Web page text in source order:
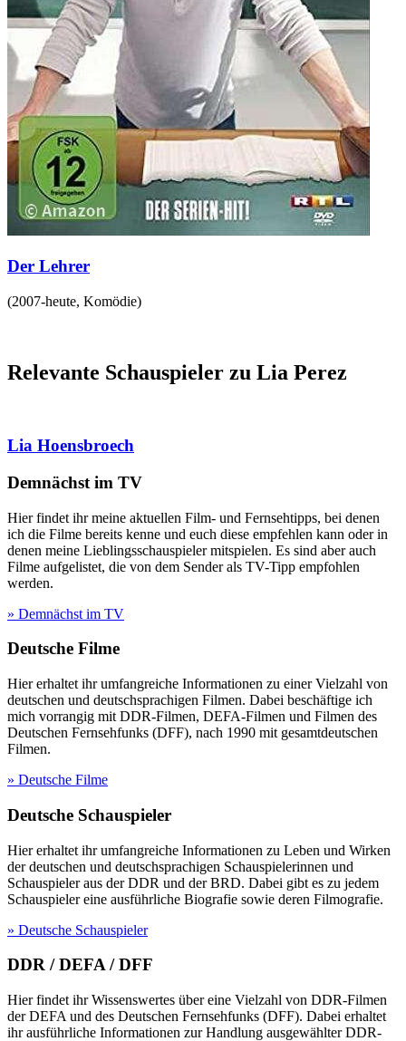
Der Lehrer
(2007-heute, Komödie)
Relevante Schauspieler zu Lia Perez
Lia Hoensbroech
Demnächst im TV
Hier findet ihr meine aktuellen Film- und Fernsehtipps, bei denen
ich die Filme bereits kenne und euch diese empfehlen kann oder in
denen meine Lieblingsschauspieler mitspielen. Es sind aber auch
Filme aufgelistet, die von dem Sender als TV-Tipp empfohlen
werden.
» Demnächst im TV
Deutsche Filme
Hier erhaltet ihr umfangreiche Informationen zu einer Vielzahl von
deutschen und deutschsprachigen Filmen. Dabei beschäftige ich
mich vorrangig mit DDR-Filmen, DEFA-Filmen und Filmen des
Deutschen Fernsehfunks (DFF), nach 1990 mit gesamtdeutschen
Filmen.
» Deutsche Filme
Deutsche Schauspieler
Hier erhaltet ihr umfangreiche Informationen zu Leben und Wirken
der deutschen und deutschsprachigen Schauspielerinnen und
Schauspieler aus der DDR und der BRD. Dabei gibt es zu jedem
Schauspieler eine ausführliche Biografie sowie deren Filmografie.
» Deutsche Schauspieler
DDR / DEFA / DFF
Hier findet ihr Wissenswertes über eine Vielzahl von DDR-Filmen
der DEFA und des Deutschen Fernsehfunks (DFF). Dabei erhaltet
ihr ausführliche Informationen zur Handlung ausgewählter DDR-